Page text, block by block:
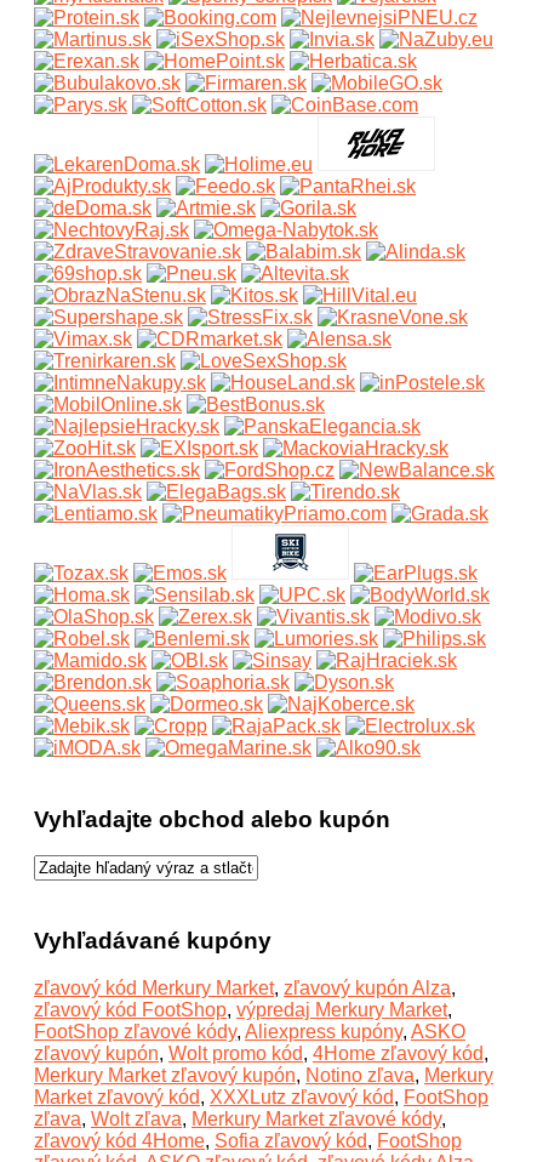
Vyhľadajte obchod alebo kupón
Vyhľadávané kupóny
zľavový kód Merkury Market, zľavový kupón Alza,
zľavový kód FootShop, výpredaj Merkury Market,
FootShop zľavové kódy, Aliexpress kupóny, ASKO
zľavový kupón, Wolt promo kód, 4Home zľavový kód,
Merkury Market zľavový kupón, Notino zľava, Merkury
Market zľavový kód, XXXLutz zľavový kód, FootShop
zľava, Wolt zľava, Merkury Market zľavové kódy,
zľavový kód 4Home, Sofia zľavový kód, FootShop